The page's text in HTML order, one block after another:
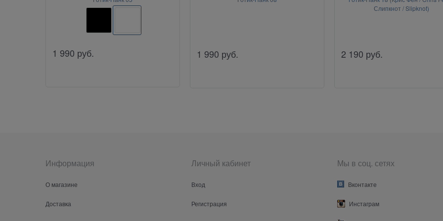
1 990 руб. 1 990 руб.
Слипкнот / Slipknot)
2 190 руб.
Информация
О магазине
Доставка
Личный кабинет
Вход
Регистрация
Мы в соц. сетях
Вконтакте
Инстаграм